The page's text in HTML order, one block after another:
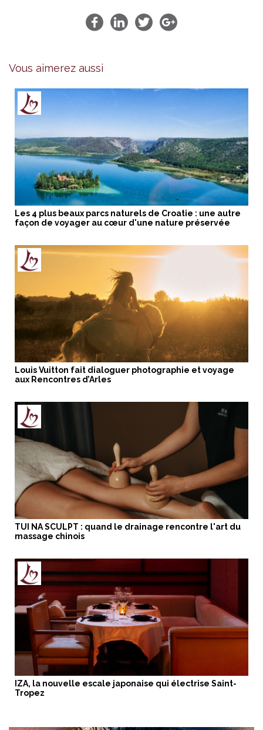
Vous aimerez aussi
Les 4 plus beaux parcs naturels de Croatie : une autre
façon de voyager au cœur d'une nature préservée
Louis Vuitton fait dialoguer photographie et voyage
aux Rencontres d’Arles
TUI NA SCULPT : quand le drainage rencontre l'art du
massage chinois
IZA, la nouvelle escale japonaise qui électrise Saint-
Tropez